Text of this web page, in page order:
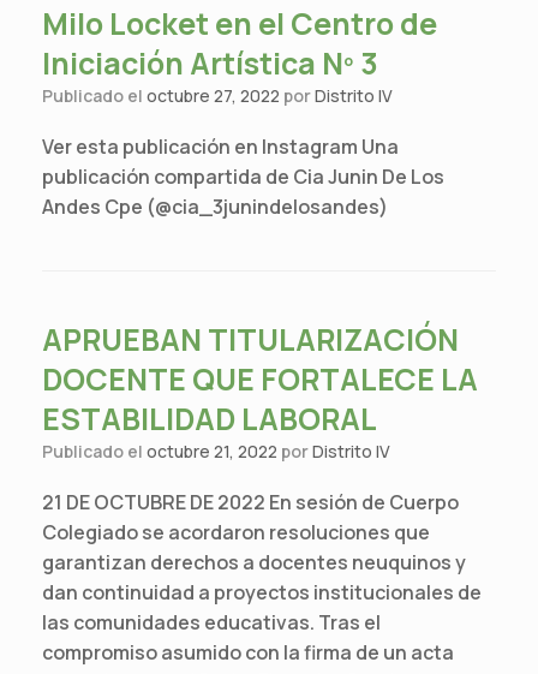
Milo Locket en el Centro de
Iniciación Artística Nº 3
Publicado el octubre 27, 2022 porDistrito IV
Ver esta publicación en Instagram Una
publicación compartida de Cia Junin De Los
Andes Cpe (@cia_3junindelosandes)
APRUEBAN TITULARIZACIÓN
DOCENTE QUE FORTALECE LA
ESTABILIDAD LABORAL
Publicado el octubre 21, 2022 porDistrito IV
21 DE OCTUBRE DE 2022 En sesión de Cuerpo
Colegiado se acordaron resoluciones que
garantizan derechos a docentes neuquinos y
dan continuidad a proyectos institucionales de
las comunidades educativas. Tras el
compromiso asumido con la firma de un acta